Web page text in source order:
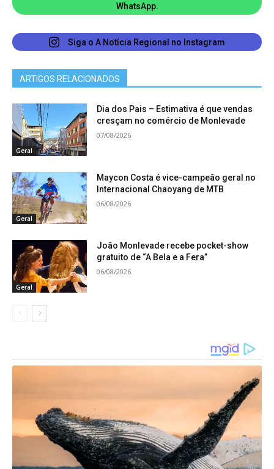
ginásio Mauro Pinheiro do Ibirapuera, em São
Paulo.
Hoje, portando a faixa marrom, Noah prepara-se
para, em dezembro, candidatar-se a receber a
faixa preta, a mais alta da modalidade marcial.
WhatsApp.
Siga o A Notícia Regional no Instagram
ARTIGOS RELACIONADOS
Geral
Dia dos Pais – Estimativa é que vendas
cresçam no comércio de Monlevade
07/08/2026
Geral
Maycon Costa é vice-campeão geral no
Internacional Chaoyang de MTB
06/08/2026
Geral
João Monlevade recebe pocket-show
gratuito de “A Bela e a Fera”
06/08/2026